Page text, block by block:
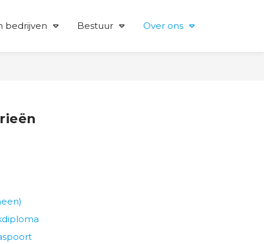
bedrijven Bestuur Over ons